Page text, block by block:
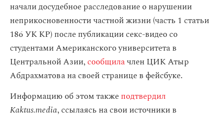
начали досудебное расследование о нарушении
неприкосновенности частной жизни (часть 1 статьи
186 УК КР) после публикации секс-видео со
студентами Американского университета в
Центральной Азии,сообщилачлен ЦИК Атыр
Абдрахматова на своей странице в фейсбуке.
Информацию об этом такжеподтвердил
Kaktus.media, ссылаясь на свои источники в